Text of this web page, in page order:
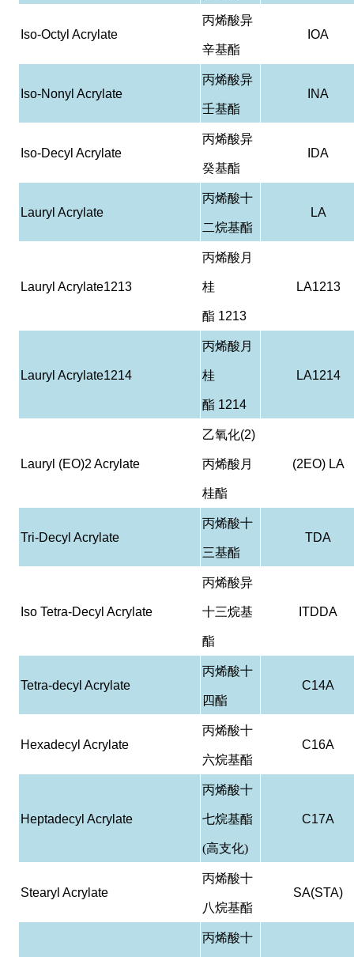
Iso-Octyl Acrylate
丙烯酸异
辛基酯
IOA
Iso-Nonyl Acrylate
丙烯酸异
壬基酯
INA
Iso-Decyl Acrylate
丙烯酸异
癸基酯
IDA
Lauryl Acrylate
丙烯酸十
二烷基酯
LA
Lauryl Acrylate1213
丙烯酸月
桂
酯1213
LA1213
Lauryl Acrylate1214
丙烯酸月
桂
酯1214
LA1214
Lauryl (EO)2 Acrylate
乙氧化(2)
丙烯酸月
桂酯
(2EO) LA
Tri-Decyl Acrylate
丙烯酸十
三基酯
TDA
Iso Tetra-Decyl Acrylate
丙烯酸异
十三烷基
酯
ITDDA
Tetra-decyl Acrylate
丙烯酸十
四酯
C14A
Hexadecyl Acrylate
丙烯酸十
六烷基酯
C16A
Heptadecyl Acrylate
丙烯酸十
七烷基酯
(高支化)
C17A
Stearyl Acrylate
丙烯酸十
八烷基酯
SA(STA)
丙烯酸十